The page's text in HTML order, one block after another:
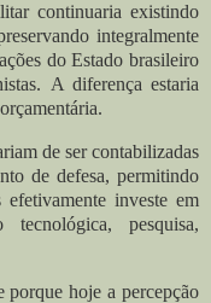
continuaria existindo
integralmente
do Estado brasileiro
A diferença estaria
de ser contabilizadas
de defesa, permitindo
investe em
tecnológica, pesquisa,
porque hoje a percepção